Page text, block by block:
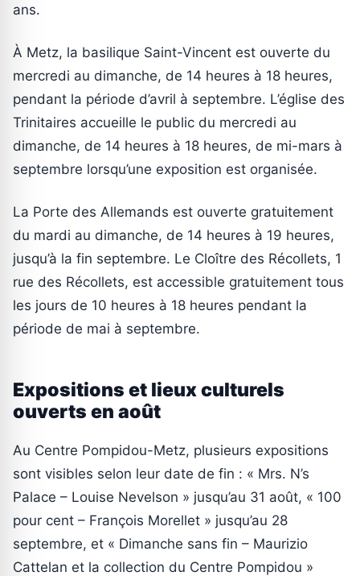
ans.
À Metz, la basilique Saint-Vincent est ouverte du
mercredi au dimanche, de 14 heures à 18 heures,
pendant la période d’avril à septembre. L’église des
Trinitaires accueille le public du mercredi au
dimanche, de 14 heures à 18 heures, de mi-mars à
septembre lorsqu’une exposition est organisée.
La Porte des Allemands est ouverte gratuitement
du mardi au dimanche, de 14 heures à 19 heures,
jusqu’à la fin septembre. Le Cloître des Récollets, 1
rue des Récollets, est accessible gratuitement tous
les jours de 10 heures à 18 heures pendant la
période de mai à septembre.
Expositions et lieux culturels
ouverts en août
Au Centre Pompidou-Metz, plusieurs expositions
sont visibles selon leur date de fin : « Mrs. N’s
Palace – Louise Nevelson » jusqu’au 31 août, « 100
pour cent – François Morellet » jusqu’au 28
septembre, et « Dimanche sans fin – Maurizio
Cattelan et la collection du Centre Pompidou »